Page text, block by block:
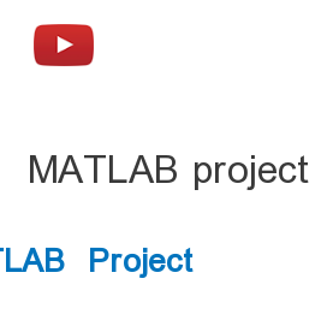
MATLAB project
Project